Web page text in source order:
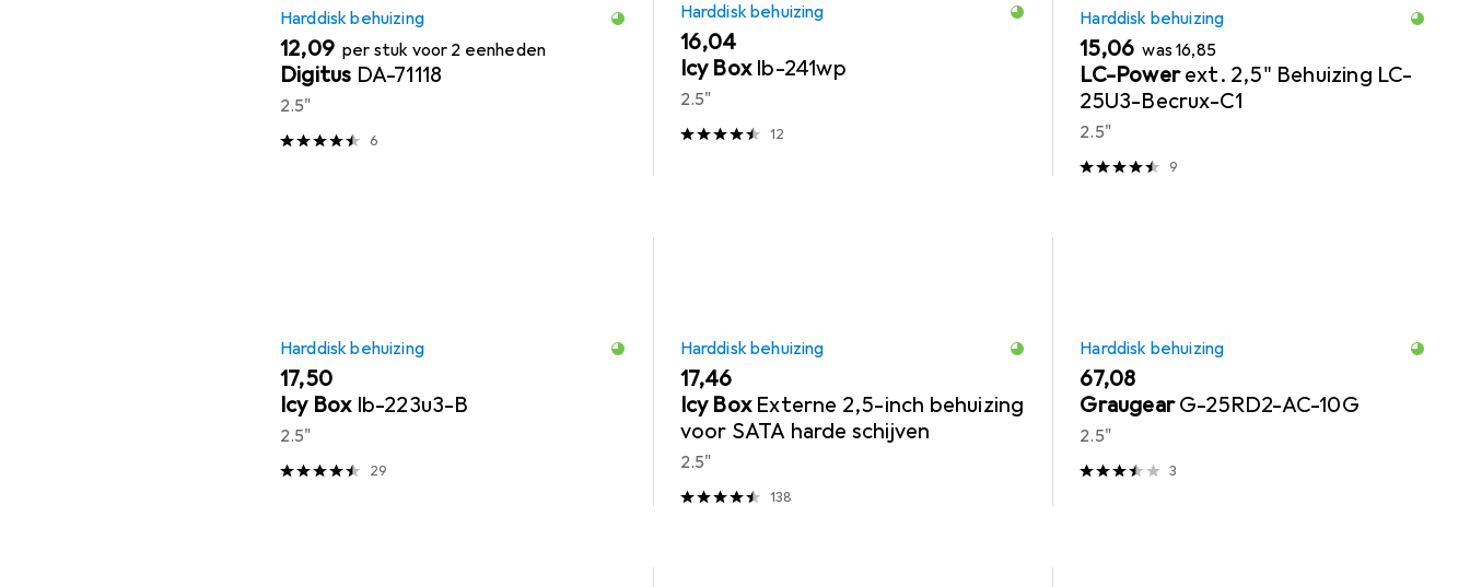
Harddisk behuizing
EUR
12,09 per stuk voor 2 eenheden
Digitus DA-71118
2.5"
6
Harddisk behuizing
EUR
16,04
Icy Box Ib-241wp
2.5"
12
Harddisk behuizing
EUR
15,06 wasEUR
16,85
LC-Power ext. 2,5" Behuizing LC-
25U3-Becrux-C1
2.5"
9
Harddisk behuizing
EUR
17,50
Icy Box Ib-223u3-B
2.5"
29
Harddisk behuizing
EUR
17,46
Icy Box Externe 2,5-inch behuizing
voor SATA harde schijven
2.5"
138
Harddisk behuizing
EUR
67,08
Graugear G-25RD2-AC-10G
2.5"
3